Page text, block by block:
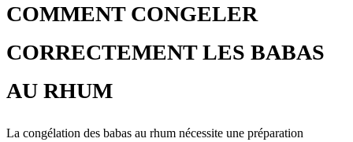
COMMENT CONGELER
CORRECTEMENT LES BABAS
AU RHUM
La congélation des babas au rhum nécessite une préparation